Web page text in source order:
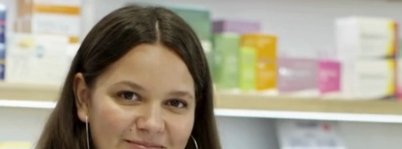
de
vídeo